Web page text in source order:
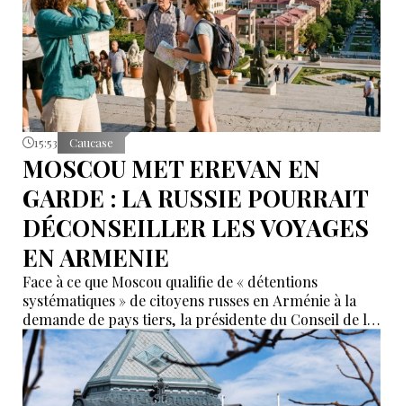
15:53 Caucase
MOSCOU MET EREVAN EN
GARDE : LA RUSSIE POURRAIT
DÉCONSEILLER LES VOYAGES
EN ARMENIE
Face à ce que Moscou qualifie de « détentions
systématiques » de citoyens russes en Arménie à la
demande de pays tiers, la présidente du Conseil de la
Fédération, Valentina Matvienko, a adressé une mise
en garde à Erevan. Selon elle, si cette pratique se
poursuit, la Russie pourrait recommander à ses
ressortissants de renoncer aux voyages en Arménie.